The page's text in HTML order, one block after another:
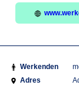
Werkenden
Adres